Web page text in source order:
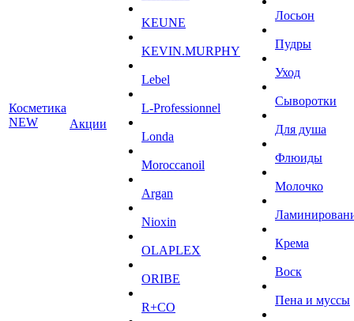
Косметика
NEW
Акции
KEUNE
KEVIN.MURPHY
Lebel
L-Professionnel
Londa
Moroccanoil
Argan
Niохin
OLAPLEX
ORIBE
R+CO
Лосьон
Пудры
Уход
Сыворотки
Для душа
Флюиды
Молочко
Крема
Воск
Пена и муссы